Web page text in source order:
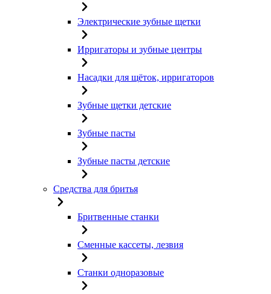
Электрические зубные щетки
Ирригаторы и зубные центры
Насадки для щёток, ирригаторов
Зубные щетки детские
Зубные пасты
Зубные пасты детские
Средства для бритья
Бритвенные станки
Сменные кассеты, лезвия
Станки одноразовые